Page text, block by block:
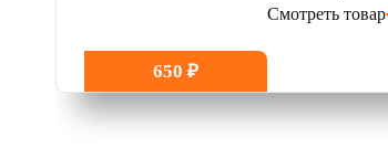
650 ₽
Смотреть товар